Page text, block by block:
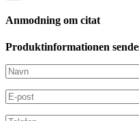
Anmodning om citat
Produktinformationen